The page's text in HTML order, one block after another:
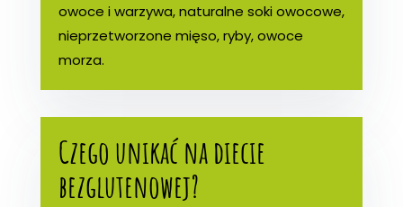
owoce i warzywa, naturalne soki owocowe,
nieprzetworzone mięso, ryby, owoce
morza.
Czego unikać na diecie
bezglutenowej?